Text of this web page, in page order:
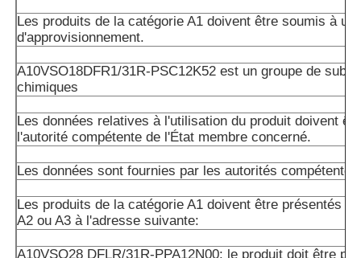
Les produits de la catégorie A1 doivent être soumis à un
d'approvisionnement.
A10VSO18DFR1/31R-PSC12K52 est un groupe de
chimiques
Les données relatives à l'utilisation du produit doivent
l'autorité compétente de l'État membre concerné.
Les données sont fournies par les autorités
Les produits de la catégorie A1 doivent être présentés
A2 ou A3 à l'adresse suivante:
A10VSO28 DFLR/31R-PPA12N00: le produit doit être